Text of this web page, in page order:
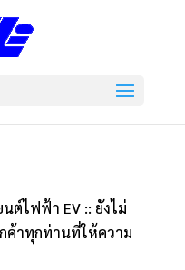
ต์ไฟฟ้า EV :: ยังไม่
ค้าทุกท่านที่ให้ความ